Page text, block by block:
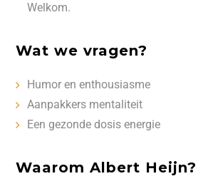
Welkom.
Wat we vragen?
Humor en enthousiasme
Aanpakkers mentaliteit
Een gezonde dosis energie
Waarom Albert Heijn?